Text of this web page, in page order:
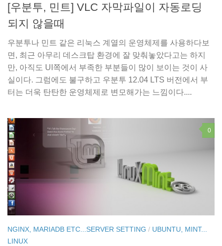
[우분투, 민트] VLC 자막파일이 자동로딩
되지 않을때
우분투나 민트 같은 리눅스 계열의 운영체제를 사용하다보
면, 최근 아무리 데스크탑 환경에 잘 맞춰놓았다고는 하지
만, 아직도 UI쪽에서 부족한 부분들이 많이 보이는 것이 사
실이다. 그럼에도 불구하고 우분투 12.04 LTS 버전에서 부
터는 더욱 탄탄한 운영체제로 변모해가는 느낌이다....
0
NGINX, MARIADB ETC...SERVER SETTING / UBUNTU, MINT...
LINUX